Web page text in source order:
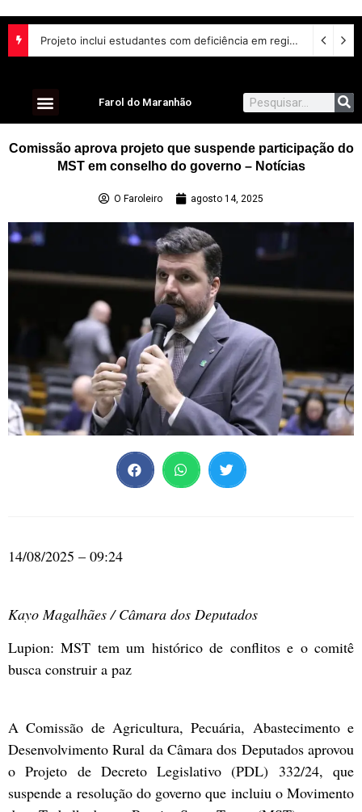
Projeto inclui estudantes com deficiência em regime escolar especial
Farol do Maranhão
Comissão aprova projeto que suspende participação do
MST em conselho do governo – Notícias
O Faroleiro agosto 14, 2025
14/08/2025 – 09:24
Kayo Magalhães / Câmara dos Deputados
Lupion: MST tem um histórico de conflitos e o comitê
busca construir a paz
A Comissão de Agricultura, Pecuária, Abastecimento e
Desenvolvimento Rural da Câmara dos Deputados aprovou
o Projeto de Decreto Legislativo (PDL) 332/24, que
suspende a resolução do governo que incluiu o Movimento